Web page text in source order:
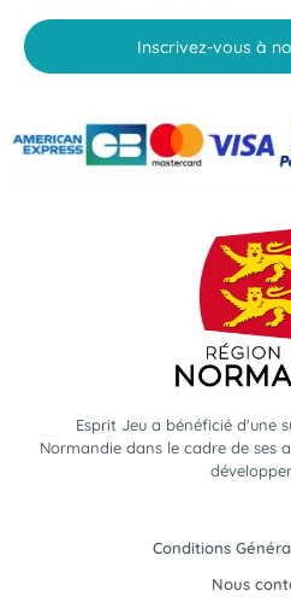
Inscrivez-vous à
Esprit Jeu a bénéficié d'une
Normandie dans le cadre de ses
Conditions
Nous